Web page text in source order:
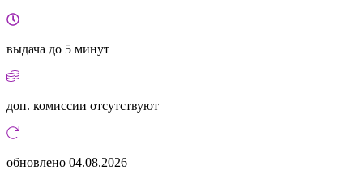
выдача до 5 минут
доп. комиссии отсутствуют
обновлено 04.08.2026